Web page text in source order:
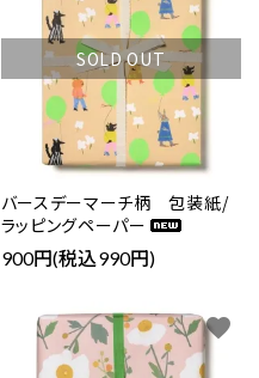
SOLD OUT
バースデーマーチ柄 包装紙/
ラッピングペーパー
900円(税込990円)
favorite